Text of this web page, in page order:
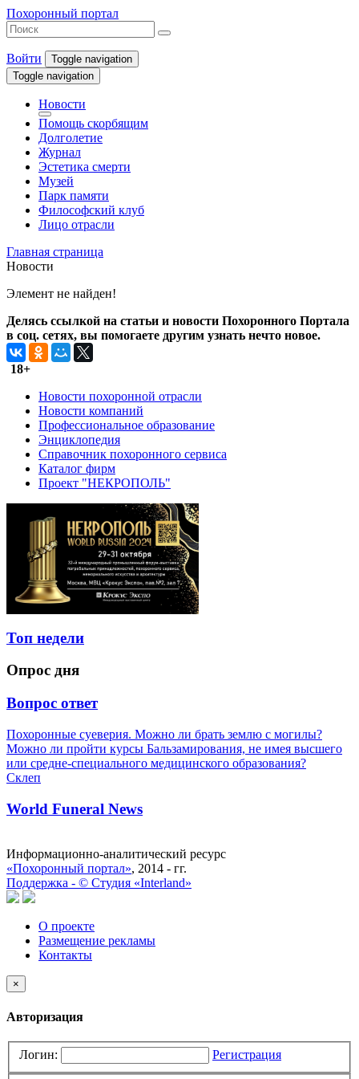
Похоронный портал
Войти
Toggle navigation
Toggle navigation
Новости
Помощь скорбящим
Долголетие
Журнал
Эстетика смерти
Музей
Парк памяти
Философский клуб
Лицо отрасли
Главная страница
Новости
Элемент не найден!
Делясь ссылкой на статьи и новости Похоронного Портала
в соц. сетях, вы помогаете другим узнать нечто новое.
18+
Новости похоронной отрасли
Новости компаний
Профессиональное образование
Энциклопедия
Справочник похоронного сервиса
Каталог фирм
Проект "НЕКРОПОЛЬ"
Топ недели
Опрос дня
Вопрос ответ
Похоронные суеверия. Можно ли брать землю с могилы?
Можно ли пройти курсы Бальзамирования, не имея высшего
или средне-специального медицинского образования?
Склеп
World Funeral News
Информационно-аналитический ресурс
«Похоронный портал», 2014 - гг.
Поддержка - © Cтудия «Interland»
О проекте
Размещение рекламы
Контакты
×
Авторизация
Логин: Регистрация